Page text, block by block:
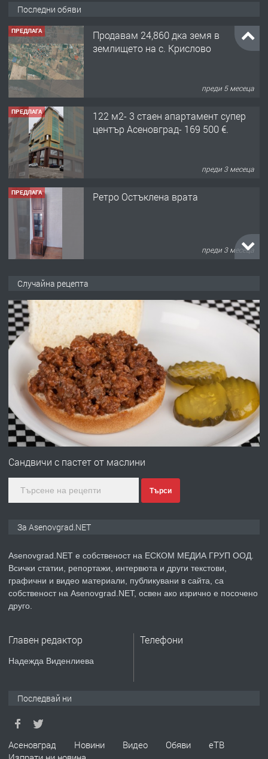
Последни обяви
ПРЕДЛАГА
Продавам 24,860 дка земя в
землището на с. Крислово
преди 5 месеца
ПРЕДЛАГА
122 м2- 3 стаен апартамент супер
център Асеновград- 169 500 €.
преди 3 месеца
ПРЕДЛАГА Ретро Остъклена врата
преди 3 месеца
преди 10 месеца
ПРЕДЛАГА
Професионална броячна машина -
със сертификат от ЕЦБ
преди 1 година
ПРЕДЛАГА
Професионална зеленчукорезачка
преди 2 години
ПРЕДЛАГА
Давам индивидуалани уроци по
ремонт на покриви
Случайна рецепта
Сандвичи с пастет от маслини
Търси
За Asenovgrad.NET
Asenovgrad.NET е собственост на ЕСКОМ МЕДИА ГРУП ООД.
Всички статии, репортажи, интервюта и други текстови,
графични и видео материали, публикувани в сайта, са
собственост на Asenovgrad.NET, освен ако изрично е посочено
друго.
Главен редактор
Надежда Виденлиева
Телефони
Последвай ни
Асеновград Новини Видео Обяви
еТВ